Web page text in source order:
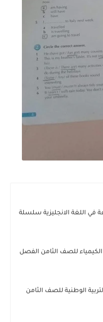
في اللغة الانجليزية سلسلة
للصف الثامن الفصل
الوطنية للصف الثامن